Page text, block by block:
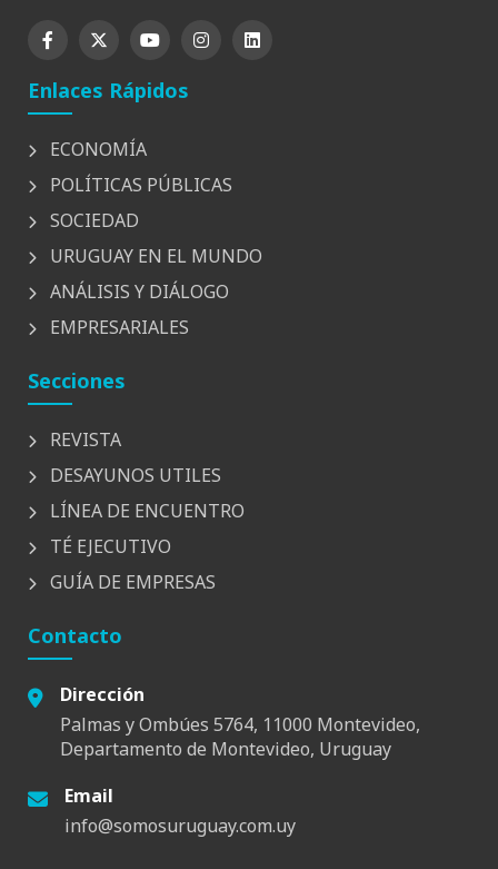
Enlaces Rápidos
ECONOMÍA
POLÍTICAS PÚBLICAS
SOCIEDAD
URUGUAY EN EL MUNDO
ANÁLISIS Y DIÁLOGO
EMPRESARIALES
Secciones
REVISTA
DESAYUNOS UTILES
LÍNEA DE ENCUENTRO
TÉ EJECUTIVO
GUÍA DE EMPRESAS
Contacto
Dirección
Palmas y Ombúes 5764, 11000 Montevideo,
Departamento de Montevideo, Uruguay
Email
info@somosuruguay.com.uy